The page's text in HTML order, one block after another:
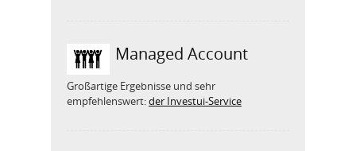
Managed Account
Großartige Ergebnisse und sehr
empfehlenswert:der Investui-Service